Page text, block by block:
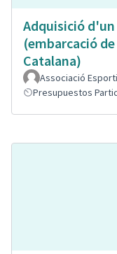
Adquisició
(embarcació
Catalana)
Associació
Presupuestos